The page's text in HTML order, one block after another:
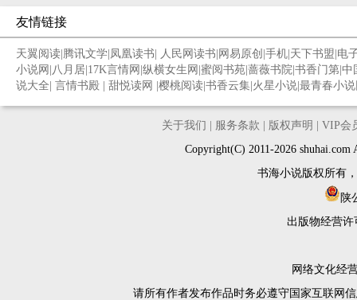
友情链接
天翼阅读 腾讯文学 凤凰读书 人民网读书 网易原创 手机 天下书盟 电
小说网 八月居 17K言情网 纵横女生网 蜜阅书苑 蔷薇书院 书香门第 中
说大全 言情书殿 甜悦读网 樱桃阅读 书香云集 火星小说 最青春小
关于我们 服务条款 版权声明
VIP会
Copyright(C) 2011-2026
书海小说版权所有
陕
出版物经营许
网络文化经
请所有作者发布作品时务必遵守国家互联网